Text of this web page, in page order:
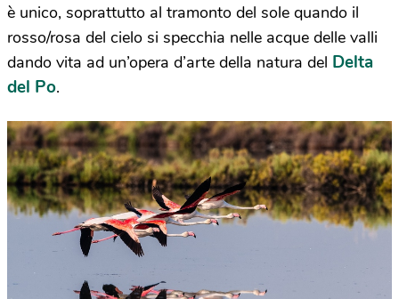
è unico, soprattutto al tramonto del sole quando il
rosso/rosa del cielo si specchia nelle acque delle valli
dando vita ad un’opera d’arte della natura del Delta
del Po.